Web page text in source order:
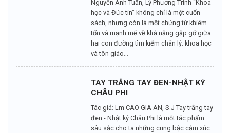
Nguyễn Anh Tuấn, Lý Phương Trinh “Khoa
học và Đức tin” không chỉ là một cuốn
sách, nhưng còn là một chứng từ khiêm
tốn và mạnh mẽ về khả năng gặp gỡ giữa
hai con đường tìm kiếm chân lý: khoa học
và tôn giáo...
TAY TRẮNG TAY ĐEN-NHẬT KÝ
CHÂU PHI
Tác giả: Lm CAO GIA AN, S.J Tay trắng tay
đen - Nhật ký Châu Phi là một tác phẩm
sâu sắc cho ta những cung bậc cảm xúc